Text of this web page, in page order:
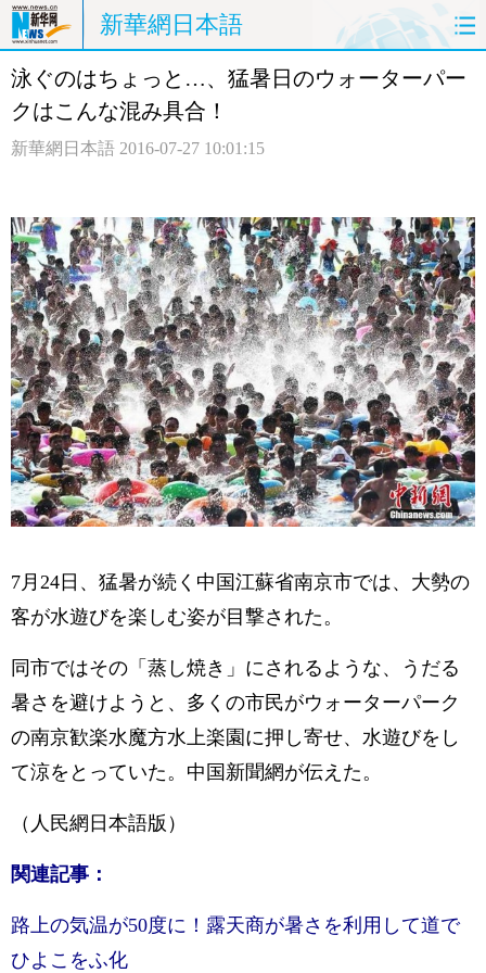
新華網日本語
ホームページ 政治 経済
中日対訳
泳ぐのはちょっと…、猛暑日のウォーターパー
クはこんな混み具合！
新華網日本語 2016-07-27 10:01:15
7月24日、猛暑が続く中国江蘇省南京市では、大勢の
客が水遊びを楽しむ姿が目撃された。
同市ではその「蒸し焼き」にされるような、うだる
暑さを避けようと、多くの市民がウォーターパーク
の南京歓楽水魔方水上楽園に押し寄せ、水遊びをし
て涼をとっていた。中国新聞網が伝えた。
（人民網日本語版）
関連記事：
路上の気温が50度に！露天商が暑さを利用して道で
ひよこをふ化